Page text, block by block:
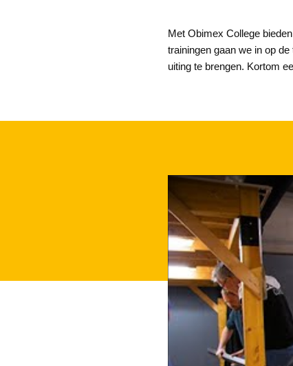
Met Obimex College
trainingen gaan we in op
uiting te brengen. Kortom